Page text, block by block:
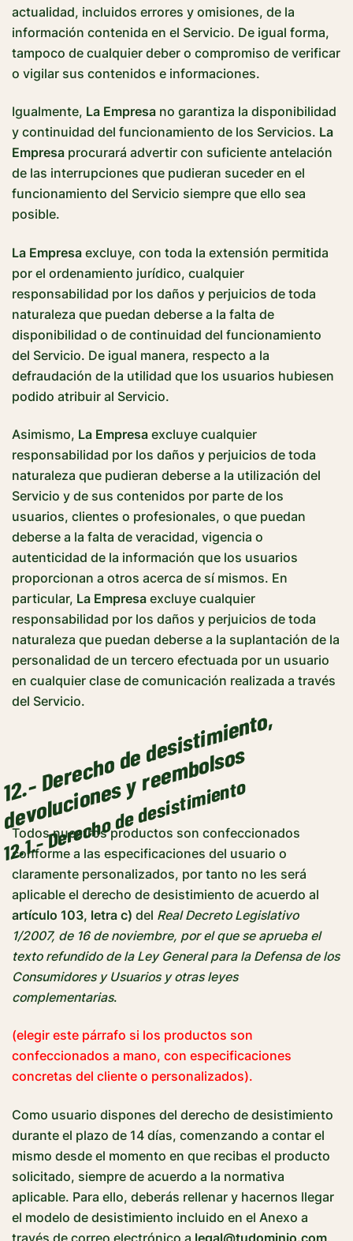
actualidad, incluidos errores y omisiones, de la
información contenida en el Servicio. De igual forma,
tampoco de cualquier deber o compromiso de verificar
o vigilar sus contenidos e informaciones.
Igualmente, La Empresa no garantiza la disponibilidad
y continuidad del funcionamiento de los Servicios. La
Empresa procurará advertir con suficiente antelación
de las interrupciones que pudieran suceder en el
funcionamiento del Servicio siempre que ello sea
posible.
La Empresa excluye, con toda la extensión permitida
por el ordenamiento jurídico, cualquier
responsabilidad por los daños y perjuicios de toda
naturaleza que puedan deberse a la falta de
disponibilidad o de continuidad del funcionamiento
del Servicio. De igual manera, respecto a la
defraudación de la utilidad que los usuarios hubiesen
podido atribuir al Servicio.
Asimismo, La Empresa excluye cualquier
responsabilidad por los daños y perjuicios de toda
naturaleza que pudieran deberse a la utilización del
Servicio y de sus contenidos por parte de los
usuarios, clientes o profesionales, o que puedan
deberse a la falta de veracidad, vigencia o
autenticidad de la información que los usuarios
proporcionan a otros acerca de sí mismos. En
particular, La Empresa excluye cualquier
responsabilidad por los daños y perjuicios de toda
naturaleza que puedan deberse a la suplantación de la
personalidad de un tercero efectuada por un usuario
en cualquier clase de comunicación realizada a través
del Servicio.
1
2
.
-
D
e
r
e
c
h
o
d
e
d
e
s
i
s
t
i
m
i
e
n
t
o,
d
e
v
ol
u
c
i
o
n
e
s
y
r
e
e
m
b
ol
s
o
s
12.1.- Derecho de desistimiento
Todos nuestros productos son confeccionados
conforme a las especificaciones del usuario o
claramente personalizados, por tanto no les será
aplicable el derecho de desistimiento de acuerdo al
artículo 103, letra c) del Real Decreto Legislativo
1/2007, de 16 de noviembre, por el que se aprueba el
texto refundido de la Ley General para la Defensa de los
Consumidores y Usuarios y otras leyes
complementarias.
(elegir este párrafo si los productos son
confeccionados a mano, con especificaciones
concretas del cliente o personalizados).
Como usuario dispones del derecho de desistimiento
durante el plazo de 14 días, comenzando a contar el
mismo desde el momento en que recibas el producto
solicitado, siempre de acuerdo a la normativa
aplicable. Para ello, deberás rellenar y hacernos llegar
el modelo de desistimiento incluido en el Anexo a
través de correo electrónico a legal@tudominio.com